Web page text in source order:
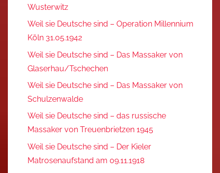
Wusterwitz
Weil sie Deutsche sind – Operation Millennium
Köln 31.05.1942
Weil sie Deutsche sind – Das Massaker von
Glaserhau/Tschechen
Weil sie Deutsche sind – Das Massaker von
Schulzenwalde
Weil sie Deutsche sind – das russische
Massaker von Treuenbrietzen 1945
Weil sie Deutsche sind – Der Kieler
Matrosenaufstand am 09.11.1918